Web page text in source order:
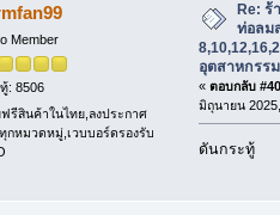
Member
: 8506
รีสินค้าในไทย,ลงประกาศ
กหมวดหมู่,เวบบอร์ดรองรับ
Re: ร้
ท่อลม
อุตสาหกรร
« ตอบกลับ
มิถุนายน
ดันกระทู้